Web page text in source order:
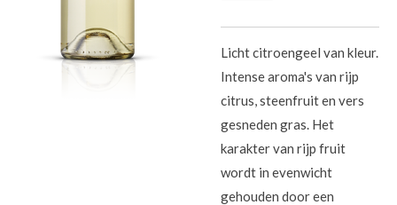
Licht citroengeel van kleur.
Intense aroma's van rijp
citrus, steenfruit en vers
gesneden gras. Het
karakter van rijp fruit
wordt in evenwicht
gehouden door een